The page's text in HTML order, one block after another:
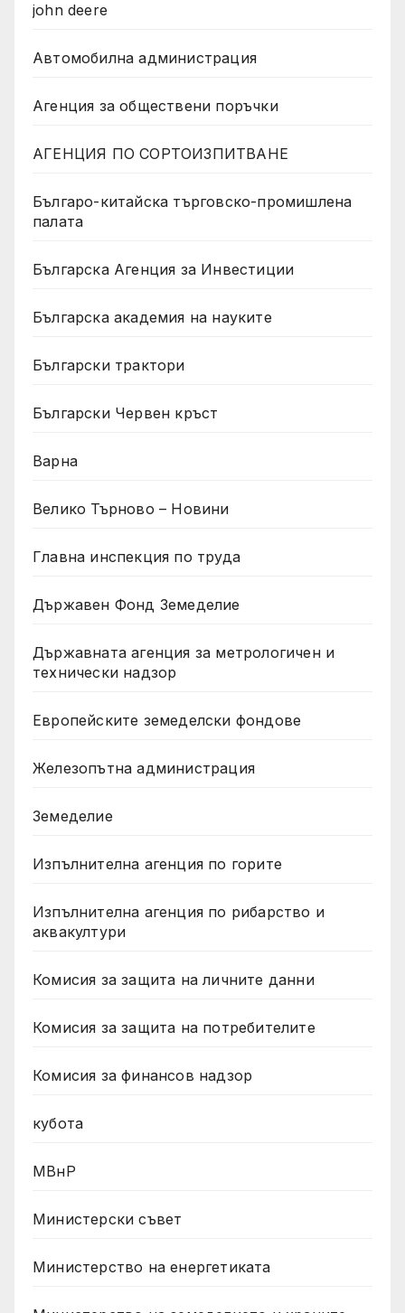
john deere
Автомобилна администрация
Агенция за обществени поръчки
АГЕНЦИЯ ПО СОРТОИЗПИТВАНЕ
Българо-китайска търговско-промишлена
палата
Българска Агенция за Инвестиции
Българска академия на науките
Български трактори
Български Червен кръст
Варна
Велико Търново – Новини
Главна инспекция по труда
Държавен Фонд Земеделие
Държавната агенция за метрологичен и
технически надзор
Европейските земеделски фондове
Железопътна администрация
Земеделие
Изпълнителна агенция по горите
Изпълнителна агенция по рибарство и
аквакултури
Комисия за защита на личните данни
Комисия за защита на потребителите
Комисия за финансов надзор
кубота
МВнР
Министерски съвет
Министерство на енергетиката